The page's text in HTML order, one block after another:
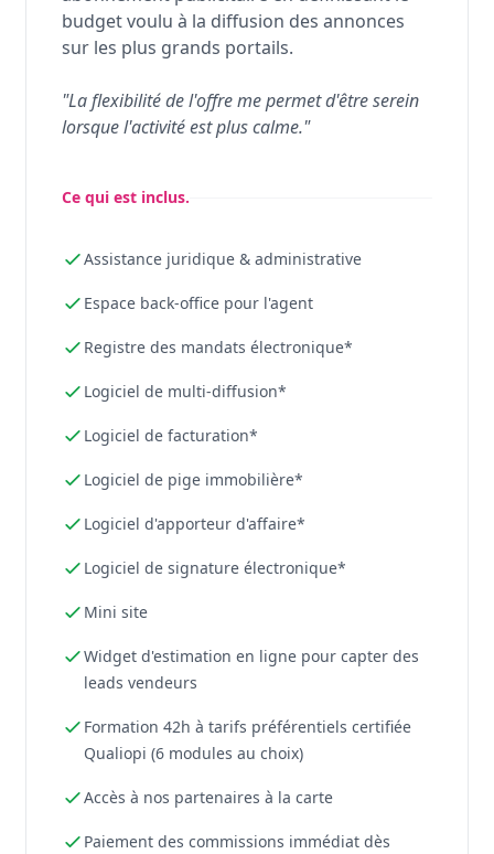
budget voulu à la diffusion des annonces
sur les plus grands portails.
"La flexibilité de l'offre me permet d'être serein
lorsque l'activité est plus calme."
Ce qui est inclus.
Assistance juridique & administrative
Espace back-office pour l'agent
Registre des mandats électronique*
Logiciel de multi-diffusion*
Logiciel de facturation*
Logiciel de pige immobilière*
Logiciel d'apporteur d'affaire*
Logiciel de signature électronique*
Mini site
Widget d'estimation en ligne pour capter des
leads vendeurs
Formation 42h à tarifs préférentiels certifiée
Qualiopi (6 modules au choix)
Accès à nos partenaires à la carte
Paiement des commissions immédiat dès